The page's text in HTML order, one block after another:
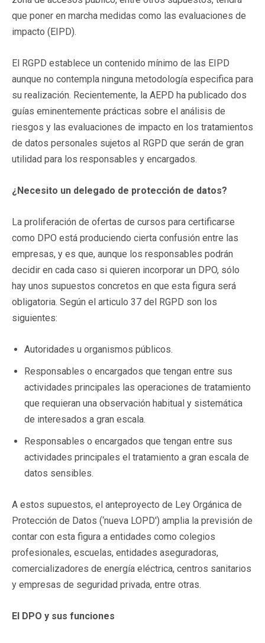
que poner en marcha medidas como las evaluaciones de
impacto (EIPD).
El RGPD establece un contenido mínimo de las EIPD
aunque no contempla ninguna metodología especifica para
su realización. Recientemente, la AEPD ha publicado dos
guías eminentemente prácticas sobre el análisis de
riesgos y las evaluaciones de impacto en los tratamientos
de datos personales sujetos al RGPD que serán de gran
utilidad para los responsables y encargados.
¿Necesito un delegado de protección de datos?
La proliferación de ofertas de cursos para certificarse
como DPO está produciendo cierta confusión entre las
empresas, y es que, aunque los responsables podrán
decidir en cada caso si quieren incorporar un DPO, sólo
hay unos supuestos concretos en que esta figura será
obligatoria. Según el articulo 37 del RGPD son los
siguientes:
Autoridades u organismos públicos.
Responsables o encargados que tengan entre sus
actividades principales las operaciones de tratamiento
que requieran una observación habitual y sistemática
de interesados a gran escala.
Responsables o encargados que tengan entre sus
actividades principales el tratamiento a gran escala de
datos sensibles.
A estos supuestos, el anteproyecto de Ley Orgánica de
Protección de Datos (‘nueva LOPD') amplia la previsión de
contar con esta figura a entidades como colegios
profesionales, escuelas, entidades aseguradoras,
comercializadores de energía eléctrica, centros sanitarios
y empresas de seguridad privada, entre otras.
El DPO y sus funciones